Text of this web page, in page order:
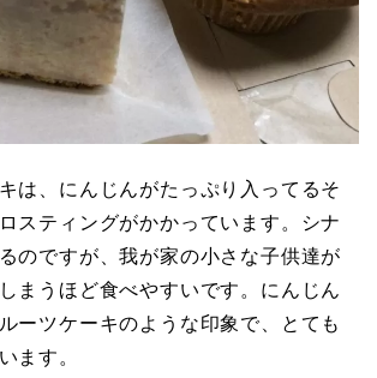
は、にんじんがたっぷり入ってるそ
スティングがかかっています。シナ
のですが、我が家の小さな子供達が
まうほど食べやすいです。にんじん
ーツケーキのような印象で、とても
ます。